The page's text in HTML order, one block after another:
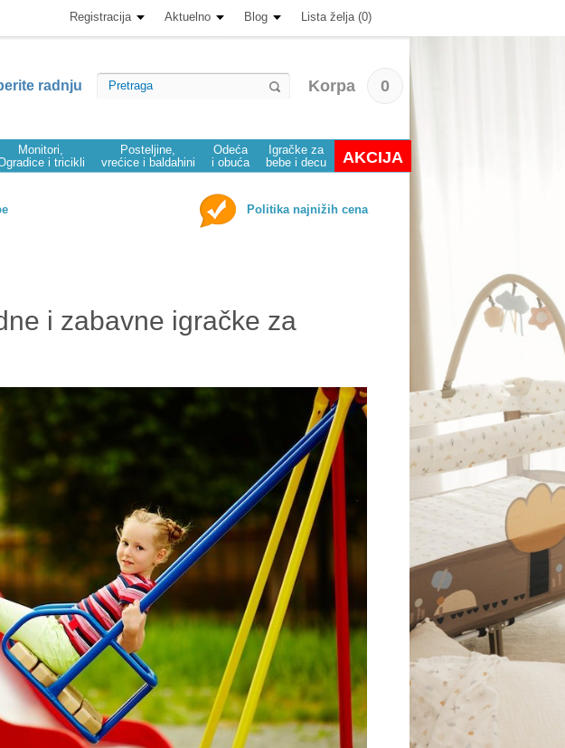
Registracija Aktuelno Blog Lista želja (0)
radnju Korpa 0
Monitori,
i tricikli
Posteljine,
vrećice i baldahini
Odeća
i obuća
Igračke za
bebe i decu
AKCIJA
Politika najnižih cena
i zabavne igračke za